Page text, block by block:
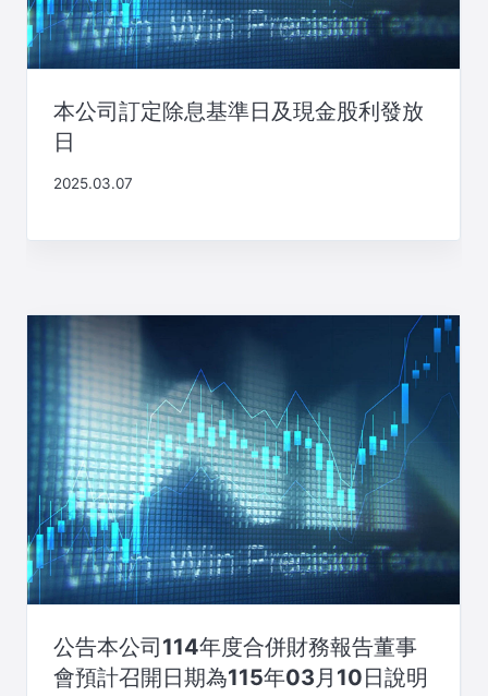
本公司訂定除息基準日及現金股利發放
日
2025.03.07
公告本公司114年度合併財務報告董事
會預計召開日期為115年03月10日說明